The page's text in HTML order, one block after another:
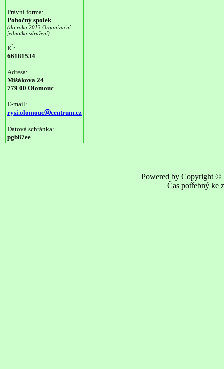
Právní forma:
Pobočný spolek
(do roku 2013 Organizační
jednotka sdružení)
IČ:
66181534
Adresa:
Mišákova 24
779 00 Olomouc
E-mail:
rysi.olomoucⓐcentrum.cz
Datová schránka:
pgb87ee
Powered by Copyright ©
Čas potřebný ke